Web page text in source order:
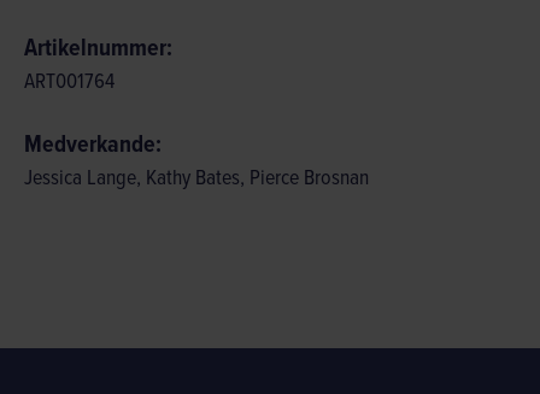
Artikelnummer:
ART001764
Medverkande:
Jessica Lange, Kathy Bates, Pierce Brosnan